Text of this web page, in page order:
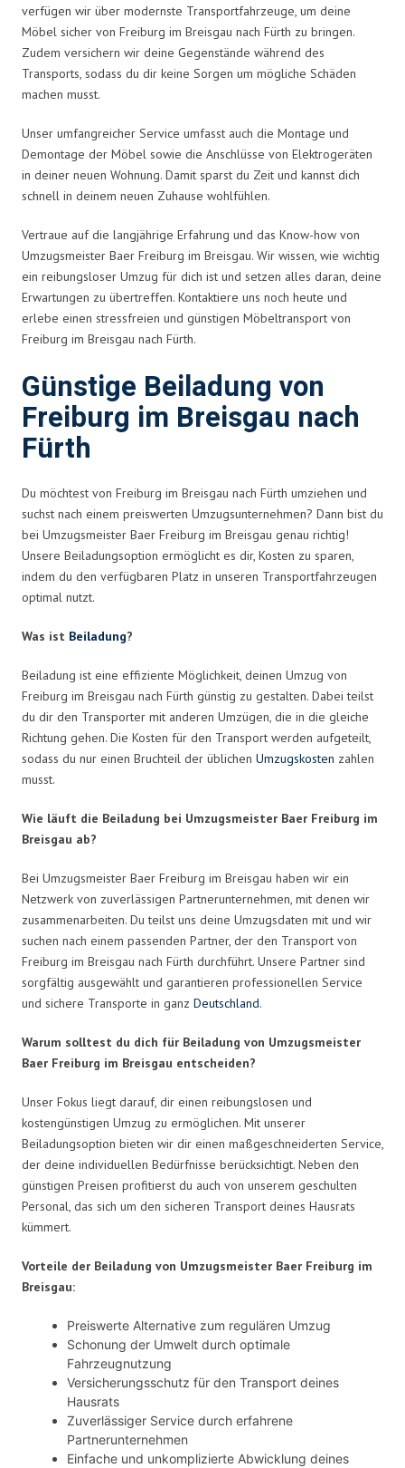
verfügen wir über modernste Transportfahrzeuge, um deine
Möbel sicher von Freiburg im Breisgau nach Fürth zu bringen.
Zudem versichern wir deine Gegenstände während des
Transports, sodass du dir keine Sorgen um mögliche Schäden
machen musst.
Unser umfangreicher Service umfasst auch die Montage und
Demontage der Möbel sowie die Anschlüsse von Elektrogeräten
in deiner neuen Wohnung. Damit sparst du Zeit und kannst dich
schnell in deinem neuen Zuhause wohlfühlen.
Vertraue auf die langjährige Erfahrung und das Know-how von
Umzugsmeister Baer Freiburg im Breisgau. Wir wissen, wie wichtig
ein reibungsloser Umzug für dich ist und setzen alles daran, deine
Erwartungen zu übertreffen. Kontaktiere uns noch heute und
erlebe einen stressfreien und günstigen Möbeltransport von
Freiburg im Breisgau nach Fürth.
Günstige Beiladung von
Freiburg im Breisgau nach
Fürth
Du möchtest von Freiburg im Breisgau nach Fürth umziehen und
suchst nach einem preiswerten Umzugsunternehmen? Dann bist du
bei Umzugsmeister Baer Freiburg im Breisgau genau richtig!
Unsere Beiladungsoption ermöglicht es dir, Kosten zu sparen,
indem du den verfügbaren Platz in unseren Transportfahrzeugen
optimal nutzt.
Was ist Beiladung?
Beiladung ist eine effiziente Möglichkeit, deinen Umzug von
Freiburg im Breisgau nach Fürth günstig zu gestalten. Dabei teilst
du dir den Transporter mit anderen Umzügen, die in die gleiche
Richtung gehen. Die Kosten für den Transport werden aufgeteilt,
sodass du nur einen Bruchteil der üblichen Umzugskosten zahlen
musst.
Wie läuft die Beiladung bei Umzugsmeister Baer Freiburg im
Breisgau ab?
Bei Umzugsmeister Baer Freiburg im Breisgau haben wir ein
Netzwerk von zuverlässigen Partnerunternehmen, mit denen wir
zusammenarbeiten. Du teilst uns deine Umzugsdaten mit und wir
suchen nach einem passenden Partner, der den Transport von
Freiburg im Breisgau nach Fürth durchführt. Unsere Partner sind
sorgfältig ausgewählt und garantieren professionellen Service
und sichere Transporte in ganz Deutschland.
Warum solltest du dich für Beiladung von Umzugsmeister
Baer Freiburg im Breisgau entscheiden?
Unser Fokus liegt darauf, dir einen reibungslosen und
kostengünstigen Umzug zu ermöglichen. Mit unserer
Beiladungsoption bieten wir dir einen maßgeschneiderten Service,
der deine individuellen Bedürfnisse berücksichtigt. Neben den
günstigen Preisen profitierst du auch von unserem geschulten
Personal, das sich um den sicheren Transport deines Hausrats
kümmert.
Vorteile der Beiladung von Umzugsmeister Baer Freiburg im
Breisgau:
Preiswerte Alternative zum regulären Umzug
Schonung der Umwelt durch optimale
Fahrzeugnutzung
Versicherungsschutz für den Transport deines
Hausrats
Zuverlässiger Service durch erfahrene
Partnerunternehmen
Einfache und unkomplizierte Abwicklung deines